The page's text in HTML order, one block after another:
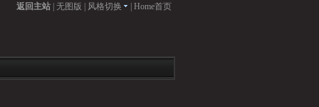
返回主站 无图版 风格切换 Home首页